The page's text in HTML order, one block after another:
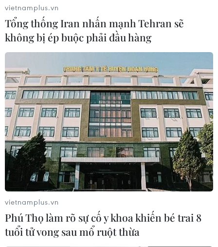
vietnamplus.vn
Tổng thống Iran nhấn mạnh Tehran sẽ
không bị ép buộc phải đầu hàng
vietnamplus.vn
Phú Thọ làm rõ sự cố y khoa khiến bé trai 8
tuổi tử vong sau mổ ruột thừa